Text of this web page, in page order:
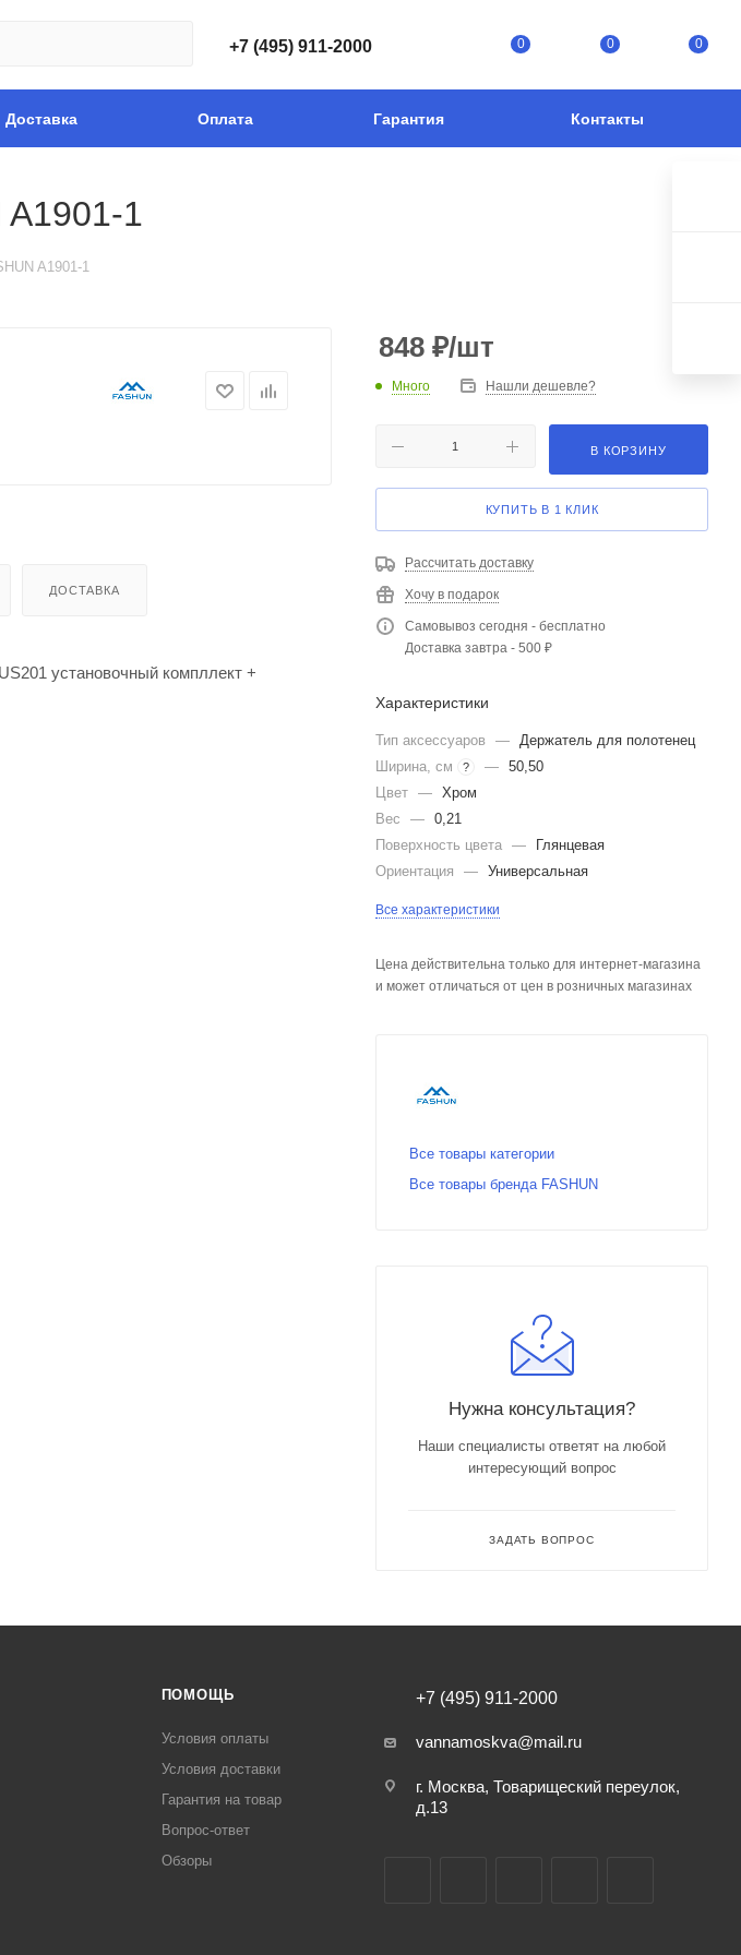
+7 (495) 911-2000 0 0 0
Доставка Оплата Гарантия Контакты
1
A1901-1
ДОСТАВКА
установочный компллект +
848 ₽/шт
Много Нашли дешевле?
В КОРЗИНУ
КУПИТЬ В 1 КЛИК
Рассчитать доставку
Хочу в подарок
Самовывоз сегодня - бесплатно
Доставка завтра - 500 ₽
Характеристики
Тип аксессуаров — Держатель для полотенец
Ширина, см
? — 50,50
Цвет — Хром
Вес
— 0,21
Поверхность цвета —
Глянцевая
Ориентация
— Универсальная
Все характеристики
Цена действительна только для интернет-магазина
и может отличаться от цен в розничных магазинах
Все товары категории
Все товары бренда FASHUN
Нужна консультация?
Наши специалисты ответят на любой
интересующий вопрос
ЗАДАТЬ ВОПРОС
ПОМОЩЬ
Условия оплаты
Условия доставки
Гарантия на товар
Вопрос-ответ
Обзоры
+7 (495) 911-2000
vannamoskva@mail.ru
г. Москва, Товарищеский переулок,
д.13